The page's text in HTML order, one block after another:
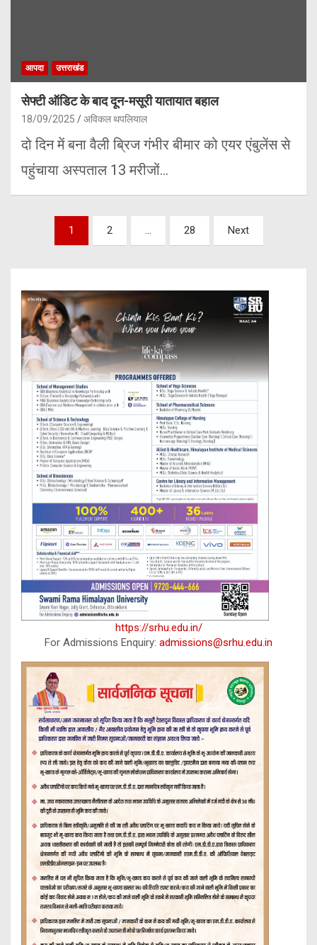
आपदा उत्तराखंड
सेफ्टी ऑडिट के बाद दून-मसूरी यातायात बहाल
18/09/2025 अविकल थपलियाल
दो दिन में बना वैली ब्रिज गंभीर बीमार को एयर एंबुलेंस से
पहुंचाया अस्पताल 13 मरीजों…
pagination
1 2 … 28 Next
https://srhu.edu.in/
For Admissions Enquiry: admissions@srhu.edu.in